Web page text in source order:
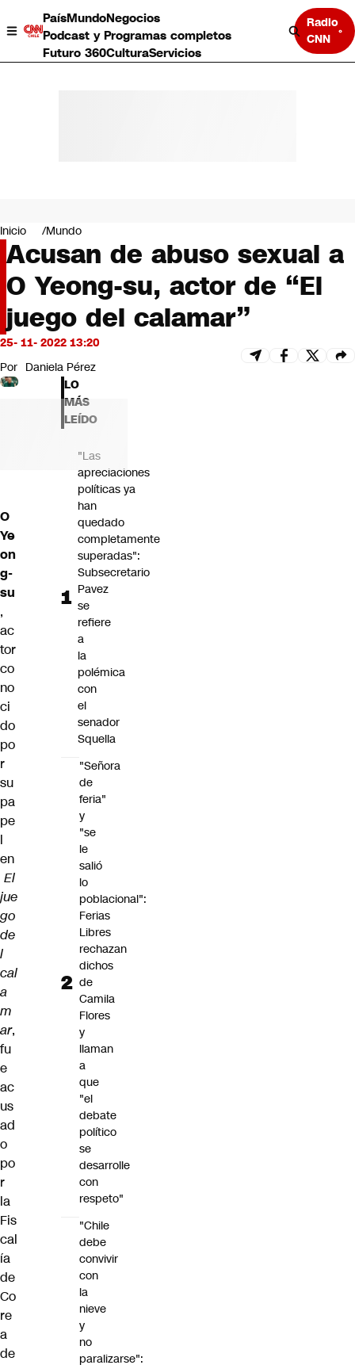
PaísMundoNegocios
Podcast y Programas completos
Futuro 360CulturaServicios
Radio
CNN
Negocios
Deportes
Programas completos
Cultura
Servicios
Bits
CNN Data
CNN tiempo
Futuro 360
Opinión
Inicio Mundo
Acusan de abuso sexual a
O Yeong-su, actor de “El
juego del calamar”
25- 11- 2022 13:20
Por Daniela Pérez
O
Ye
on
g-
su
,
ac
tor
co
no
ci
do
po
r
su
pa
pe
l
en
El
jue
go
de
l
cal
a
m
ar,
fu
e
ac
us
ad
o
po
r
la
Fis
cal
ía
de
Co
re
a
de
LO
MÁS
LEÍDO
"Las
apreciaciones
políticas ya
han
quedado
completamente
superadas":
Subsecretario
Pavez
se
refiere
a
la
polémica
con
el
senador
Squella
"Señora
de
feria"
y
"se
le
salió
lo
poblacional":
Ferias
Libres
rechazan
dichos
de
Camila
Flores
y
llaman
a
que
"el
debate
político
se
desarrolle
con
respeto"
"Chile
debe
convivir
con
la
nieve
y
no
paralizarse":